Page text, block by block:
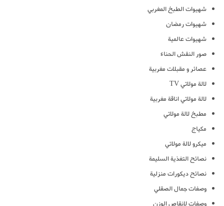
شهيوات الطبخ المغربي
شهيوات رمضان
شهيوات عالمية
صور النقش الحناء
عصائر و مقبلات مغربية
لالة مولاتي TV
لالة مولاتي اناقة مغربية
مطبخ لالة مولاتي
مكياج
ميكرو لالة مولاتي
نصائح التغذية السليمة
نصائح ديكورات منزلية
وصفات جمال الصقلي
وصفات لانقاص الوزن